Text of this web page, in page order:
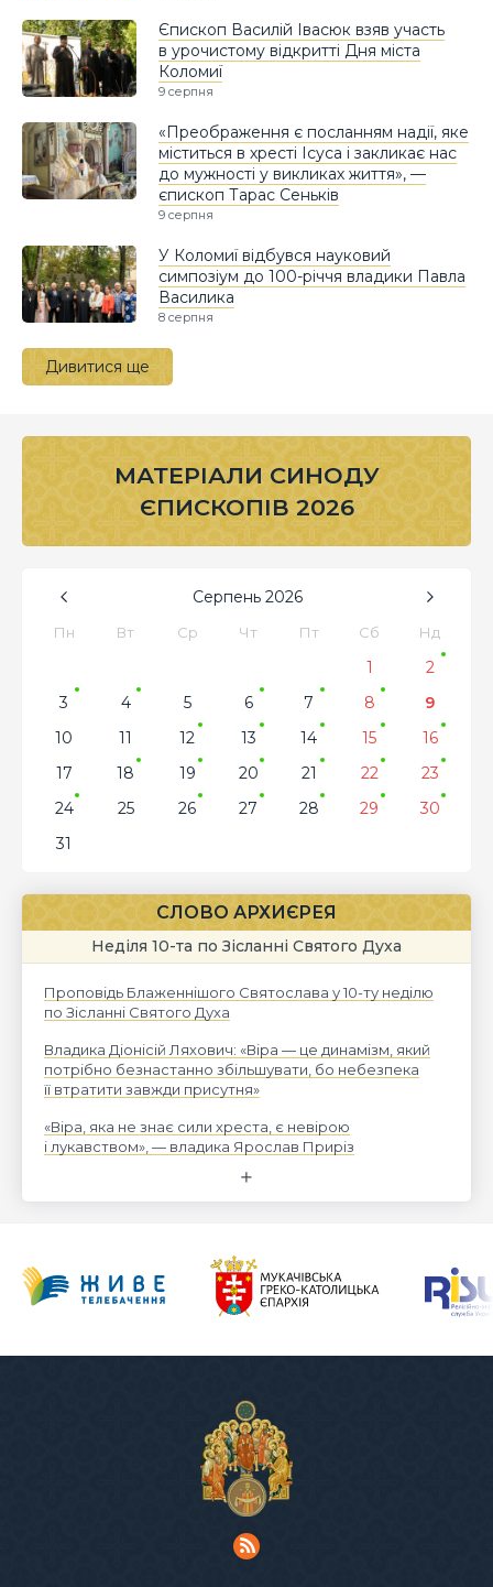
Єпископ Василій Івасюк взяв участь
в урочистому відкритті Дня міста
Коломиї
9 серпня
«Преображення є посланням надії, яке
міститься в хресті Ісуса і закликає нас
до мужності у викликах життя», —
єпископ Тарас Сеньків
9 серпня
У Коломиї відбувся науковий
симпозіум до 100-річчя владики Павла
Василика
8 серпня
Дивитися ще
МАТЕРІАЛИ СИНОДУ
ЄПИСКОПІВ 2026
Серпень 2026
Пн Вт Ср Чт Пт Сб Нд
1
2
3
4 5 6 7 8
9
10
11 12 13 14 15
16
17
18 19 20 21 22
23
24
25 26 27 28 29
30
31
СЛОВО АРХИЄРЕЯ
Неділя 10-та по Зісланні Святого Духа
Проповідь Блаженнішого Святослава у 10-ту неділю
по Зісланні Святого Духа
Владика Діонісій Ляхович: «Віра — це динамізм, який
потрібно безнастанно збільшувати, бо небезпека
її втратити завжди присутня»
«Віра, яка не знає сили хреста, є невірою
і лукавством», — владика Ярослав Приріз